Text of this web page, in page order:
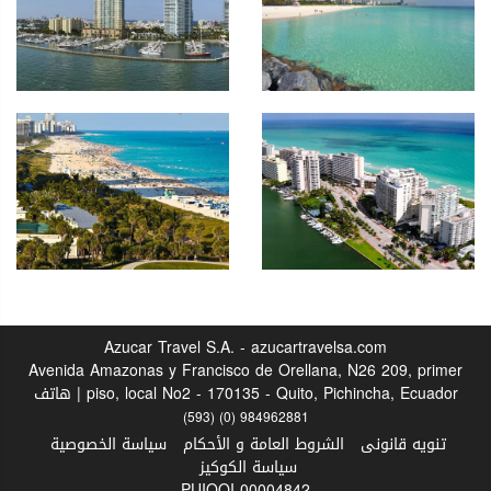
Azucar Travel S.A. - azucartravelsa.com
Avenida Amazonas y Francisco de Orellana, N26 209, primer
piso, local No2 - 170135 - Quito, Pichincha, Ecuador | هاتف
(593) (0) 984962881
تنويه قانونى الشروط العامة و الأحكام سياسة الخصوصية
سياسة الكوكيز